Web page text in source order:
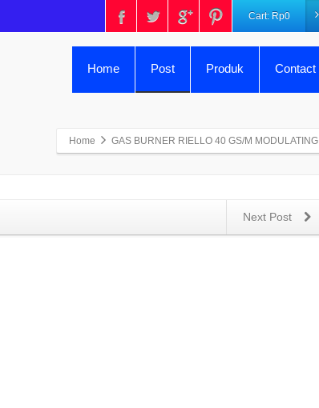
Cart: Rp0
Home Post Produk Contact
Home GAS BURNER RIELLO 40 GS/M MODULATING
Next Post